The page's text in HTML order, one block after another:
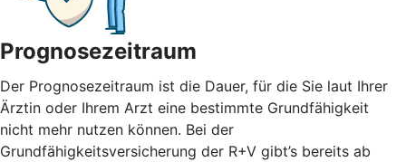
Prognosezeitraum
Der Prognosezeitraum ist die Dauer, für die Sie laut Ihrer
Ärztin oder Ihrem Arzt eine bestimmte Grundfähigkeit
nicht mehr nutzen können. Bei der
Grundfähigkeitsversicherung der R+V gibt’s bereits ab